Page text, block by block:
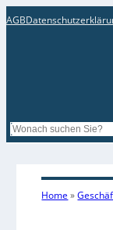
AGB
Search
Home »